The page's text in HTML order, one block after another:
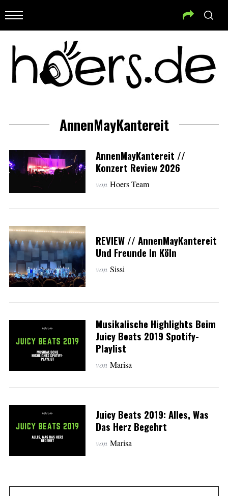
AnnenMayKantereit
AnnenMayKantereit //
Konzert Review 2026
von Hoers Team
REVIEW // AnnenMayKantereit
Und Freunde In Köln
von Sissi
Musikalische Highlights Beim
Juicy Beats 2019 Spotify-
Playlist
von Marisa
Juicy Beats 2019: Alles, Was
Das Herz Begehrt
von Marisa